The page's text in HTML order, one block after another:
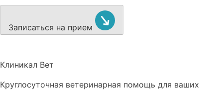
Записаться на прием
Клиникал Вет
Круглосуточная ветеринарная помощь для ваших